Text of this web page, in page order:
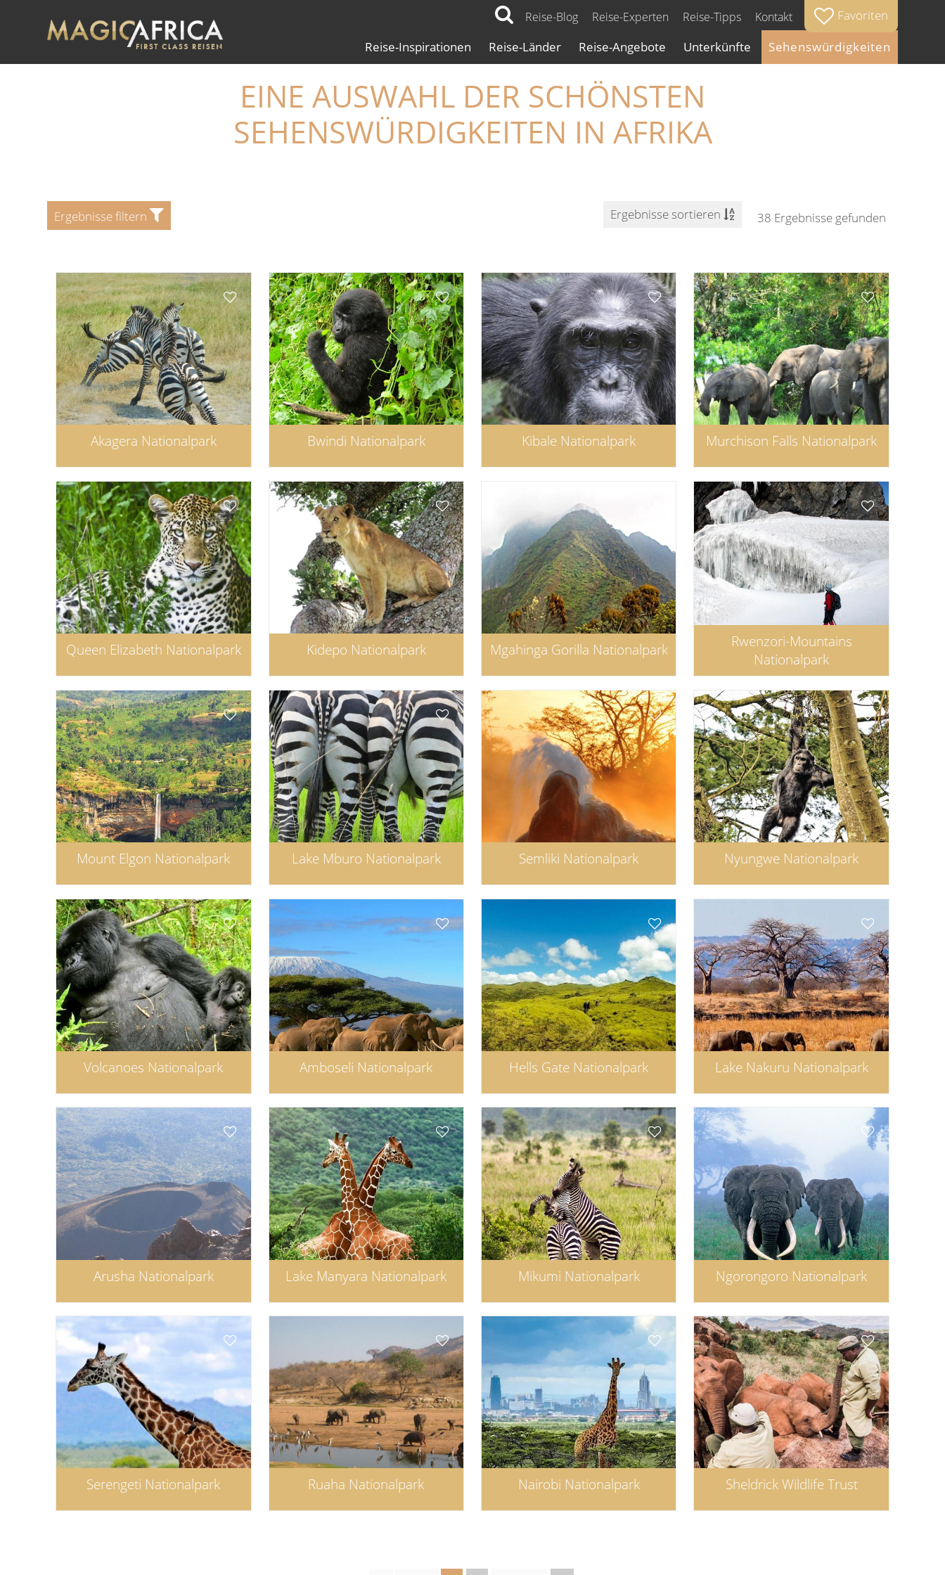
Favoriten
Reise-Blog Reise-Experten Reise-Tipps Kontakt
Reise-Inspirationen Reise-Länder Reise-Angebote Unterkünfte Sehenswürdigkeiten
EINE AUSWAHL DER SCHÖNSTEN
SEHENSWÜRDIGKEITEN IN AFRIKA
38 Ergebnisse gefunden
Akagera Nationalpark Bwindi Nationalpark Kibale Nationalpark Murchison Falls Nationalpark
Queen Elizabeth Nationalpark Kidepo Nationalpark Mgahinga Gorilla Nationalpark
Rwenzori-Mountains
Nationalpark
Mount Elgon Nationalpark Lake Mburo Nationalpark Semliki Nationalpark Nyungwe Nationalpark
Volcanoes Nationalpark Amboseli Nationalpark Hells Gate Nationalpark Lake Nakuru Nationalpark
Arusha Nationalpark Lake Manyara Nationalpark Mikumi Nationalpark Ngorongoro Nationalpark
Serengeti Nationalpark Ruaha Nationalpark Nairobi Nationalpark Sheldrick Wildlife Trust